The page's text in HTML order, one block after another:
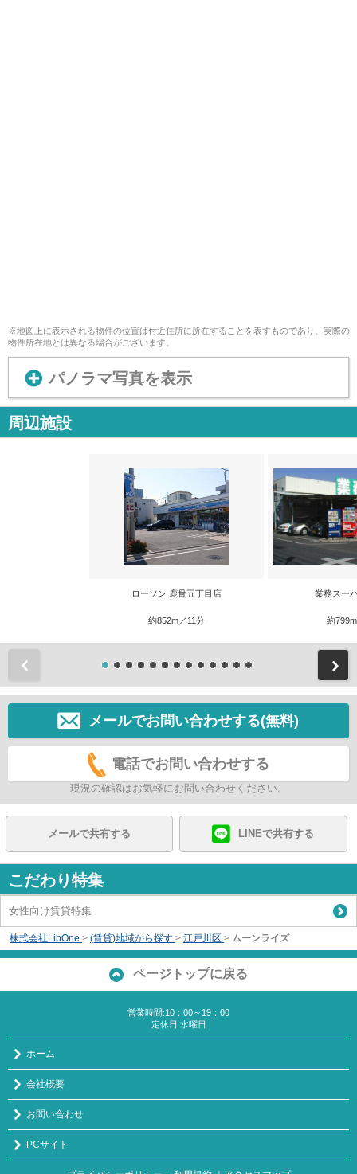
※地図上に表示される物件の位置は付近住所に所在することを表すものであり、実際の
物件所在地とは異なる場合がございます。
パノラマ写真を表示
周辺施設
ローソン 鹿骨五丁目店
約852m／11分
業務スー
約
メールでお問い合わせする(無料)
電話でお問い合わせする
現況の確認はお気軽にお問い合わせください。
メールで共有する LINEで共有する
こだわり特集
女性向け賃貸特集
株式会社LibOne > (賃貸)地域から探す > 江戸川区 > ムーンライズ
ページトップに戻る
営業時間:10：00～19：00
定休日:水曜日
ホーム
会社概要
お問い合わせ
PCサイト